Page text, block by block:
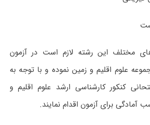
مختلف این رشته لازم است در آزمون
علوم اقلیم و زمین نموده و با توجه به
کنکور کارشناسی ارشد علوم اقلیم و
برای آزمون اقدام نمایند.